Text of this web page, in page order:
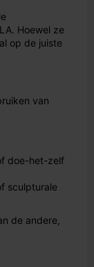
Hoewel ze
op de juiste
van
doe-het-zelf
sculpturale
de andere,